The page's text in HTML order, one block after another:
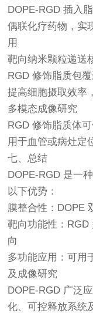
DOPE-RGD 插入
偶联化疗药物，实
用
靶向纳米颗粒递送
RGD 修饰脂质包
提高细胞摄取效率
多模态成像研究
RGD 修饰脂质体
用于血管或病灶定
七、总结
DOPE-RGD 是一
以下优势：
膜整合性：DOPE
靶向功能性：
向
多功能应用：可用
及成像研究
DOPE-RGD 广泛
化、可控释放系统